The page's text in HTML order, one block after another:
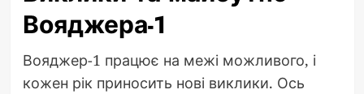
Вояджера-1
Вояджер-1 працює на межі можливого, і
кожен рік приносить нові виклики. Ось